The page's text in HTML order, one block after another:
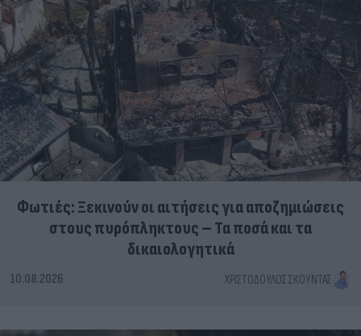
Φωτιές: Ξεκινούν οι αιτήσεις για αποζημιώσεις
στους πυρόπληκτους – Τα ποσά και τα
δικαιολογητικά
10.08.2026 ΧΡΙΣΤΌΔΟΥΛΟΣ ΣΚΟΎΝΤΑΣ